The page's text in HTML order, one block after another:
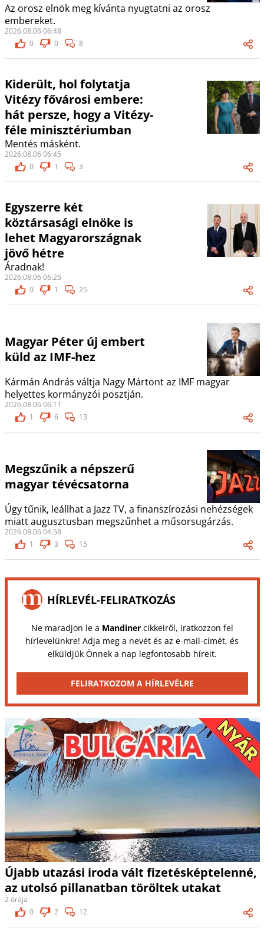
Az orosz elnök meg kívánta nyugtatni az orosz
embereket.
2026.08.06 06:48
0
0 8
Kiderült, hol folytatja
Vitézy fővárosi embere:
hát persze, hogy a Vitézy-
féle minisztériumban
Mentés másként.
2026.08.06 06:45
0
1 3
Egyszerre két
köztársasági elnöke is
lehet Magyarországnak
jövő hétre
Áradnak!
2026.08.06 06:25
0
1 25
Magyar Péter új embert
küld az IMF-hez
Kármán András váltja Nagy Mártont az IMF magyar
helyettes kormányzói posztján.
2026.08.06 06:11
1
6 13
Megszűnik a népszerű
magyar tévécsatorna
Úgy tűnik, leállhat a Jazz TV, a finanszírozási nehézségek
miatt augusztusban megszűnhet a műsorsugárzás.
2026.08.06 04:58
1
3 15
HÍRLEVÉL-FELIRATKOZÁS
Ne maradjon le a Mandinercikkeiről, iratkozzon fel
hírlevelünkre! Adja meg a nevét és az e-mail-címét, és
elküldjük Önnek a nap legfontosabb híreit.
FELIRATKOZOM A HÍRLEVÉLRE
Újabb utazási iroda vált fizetésképtelenné,
az utolsó pillanatban töröltek utakat
2 órája
0
2 12